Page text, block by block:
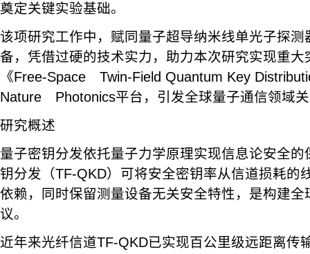
奠定关键实验基础。
该项研究工作中，赋同量子超导纳米线单光子探
备，凭借过硬的技术实力，助力本次研究实现重
《Free-Space Twin-Field Quantum Key
Nature Photonics平台，引发全球量子通信领域
研究概述
量子密钥分发依托量子力学原理实现信息论安全
钥分发（TF-QKD）可将安全密钥率从信道损耗的
依赖，同时保留测量设备无关安全特性，是构建全
议。
近年来光纤信道TF-QKD已实现百公里级远距离传